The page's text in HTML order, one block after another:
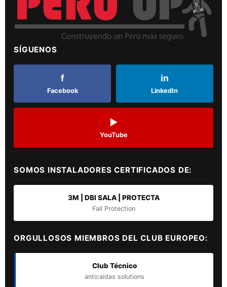
SÍGUENOS
f
Facebook
in
LinkedIn
▶
YouTube
SOMOS INSTALADORES CERTIFICADOS DE:
3M | DBI SALA | PROTECTA
Fall Protection
ORGULLOSOS MIEMBROS DEL CLUB EUROPEO:
Club Técnico
anticaídas solutions